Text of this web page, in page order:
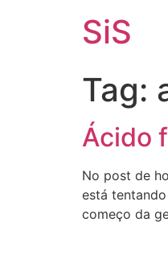
SiS
Tag:
Ácido
No post de
está
começo da